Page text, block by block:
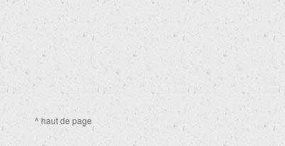
^ haut de page